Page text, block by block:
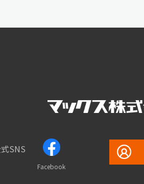
SNS
Facebook